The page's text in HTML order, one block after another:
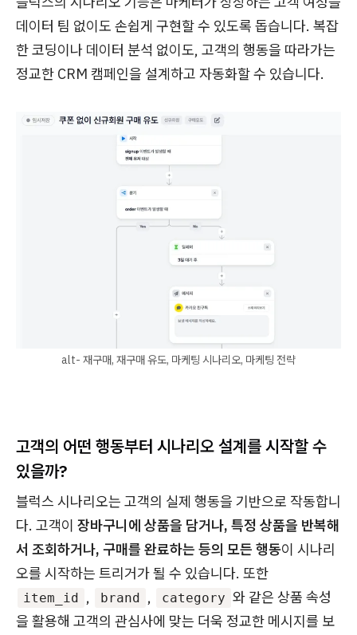
데이터 팀 없이도 손쉽게 구현할 수 있도록 돕습니다. 복잡
한 코딩이나 데이터 분석 없이도, 고객의 행동을 따라가는
정교한 CRM 캠페인을 설계하고 자동화할 수 있습니다.
alt- 재구매, 재구매 유도, 마케팅 시나리오, 마케팅 전략
고객의 어떤 행동부터 시나리오 설계를 시작할 수
있을까?
블럭스 시나리오는 고객의 실제 행동을 기반으로 작동합니
다. 고객이 장바구니에 상품을 담거나, 특정 상품을 반복해
서 조회하거나, 구매를 완료하는 등의 모든 행동이 시나리
오를 시작하는 트리거가 될 수 있습니다. 또한
item_id , brand , category 와 같은 상품 속성
을 활용해 고객의 관심사에 맞는 더욱 정교한 메시지를 보